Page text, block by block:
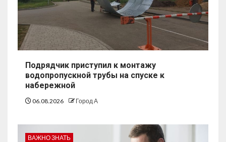
Подрядчик приступил к монтажу
водопропускной трубы на спуске к
набережной
06.08.2026 Город А
ВАЖНО ЗНАТЬ